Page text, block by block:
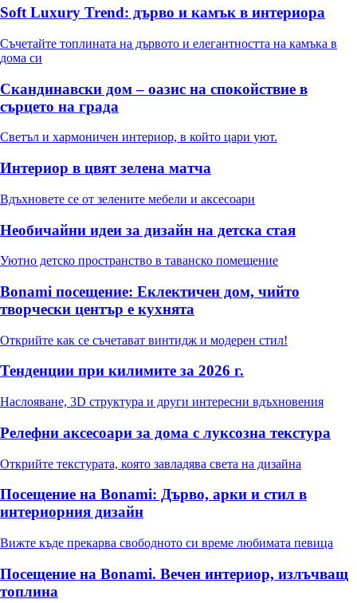
Soft Luxury Trend: дърво и камък в интериора
Съчетайте топлината на дървото и елегантността на камъка в
дома си
Скандинавски дом – оазис на спокойствие в
сърцето на града
Светъл и хармоничен интериор, в който цари уют.
Интериор в цвят зелена матча
Вдъхновете се от зелените мебели и аксесоари
Необичайни идеи за дизайн на детска стая
Уютно детско пространство в таванско помещение
Bonami посещение: Еклектичен дом, чийто
творчески център е кухнята
Открийте как се съчетават винтидж и модерен стил!
Тенденции при килимите за 2026 г.
Наслояване, 3D структура и други интересни вдъхновения
Релефни аксесоари за дома с луксозна текстура
Открийте текстурата, която завладява света на дизайна
Посещение на Bonami: Дърво, арки и стил в
интериорния дизайн
Вижте къде прекарва свободното си време любимата певица
Посещение на Bonami. Вечен интериор, излъчващ
топлина